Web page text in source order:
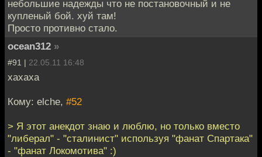
небольшие надежды что не постановочный и не
купленый бой. хуй там!
Просто противно стало.
ocean312 »
#91 | 22.05.11 16:48
хахаха
Кому: elche, #52
> Я этот анекдот знаю и люблю, но только вместо
"либерал" - "сталинист" используя "фанат Спартака"
- "фанат Локомотива" :)